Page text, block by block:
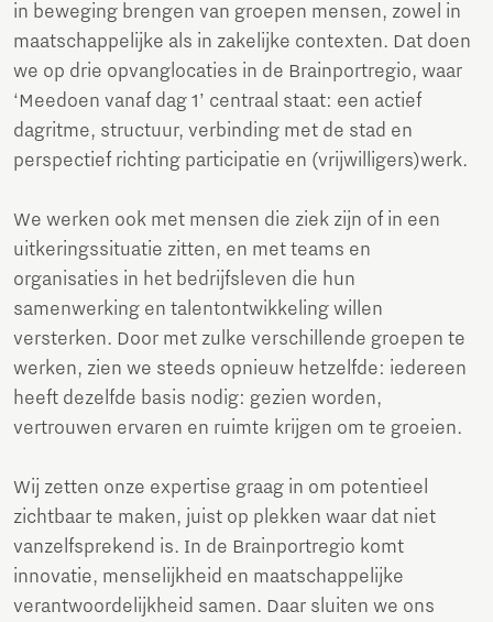
in beweging brengen van groepen mensen, zowel in
maatschappelijke als in zakelijke contexten. Dat doen
we op drie opvanglocaties in de Brainportregio, waar
‘Meedoen vanaf dag 1’ centraal staat: een actief
dagritme, structuur, verbinding met de stad en
perspectief richting participatie en (vrijwilligers)werk.
We werken ook met mensen die ziek zijn of in een
uitkeringssituatie zitten, en met teams en
organisaties in het bedrijfsleven die hun
samenwerking en talentontwikkeling willen
versterken. Door met zulke verschillende groepen te
werken, zien we steeds opnieuw hetzelfde: iedereen
heeft dezelfde basis nodig: gezien worden,
vertrouwen ervaren en ruimte krijgen om te groeien.
Wij zetten onze expertise graag in om potentieel
zichtbaar te maken, juist op plekken waar dat niet
vanzelfsprekend is. In de Brainportregio komt
innovatie, menselijkheid en maatschappelijke
verantwoordelijkheid samen. Daar sluiten we ons